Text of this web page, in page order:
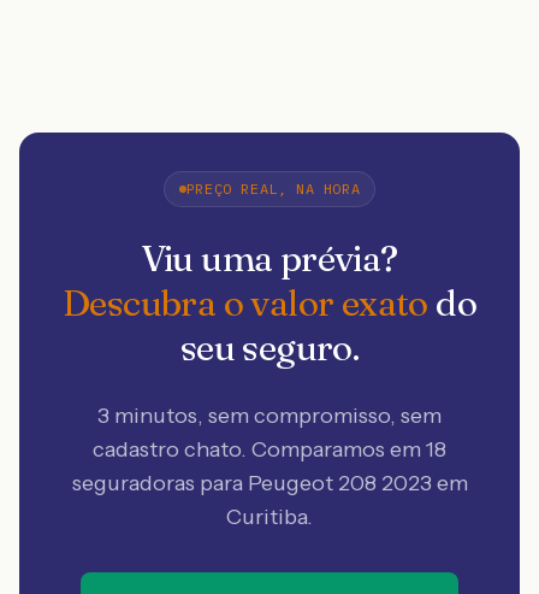
PREÇO REAL, NA HORA
Viu uma prévia?
Descubra o valor exato do
seu seguro.
3 minutos, sem compromisso, sem
cadastro chato. Comparamos em 18
seguradoras para Peugeot 208 2023 em
Curitiba.